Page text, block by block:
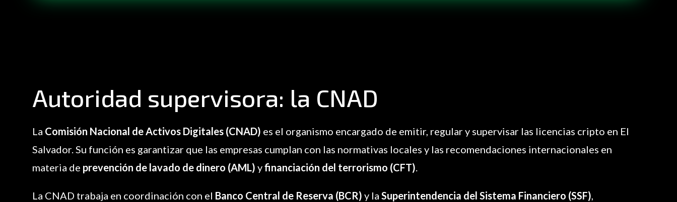
Autoridad supervisora: la CNAD
La Comisión Nacional de Activos Digitales (CNAD) es el organismo encargado de emitir, regular y supervisar las licencias cripto en El
Salvador. Su función es garantizar que las empresas cumplan con las normativas locales y las recomendaciones internacionales en
materia de prevención de lavado de dinero (AML) yfinanciación del terrorismo (CFT)
La CNAD trabaja en coordinación con el Banco Central de Reserva (BCR) y la Superintendencia del Sistema Financiero (SSF)